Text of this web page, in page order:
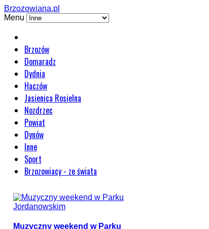
Brzozowiana.pl
Menu
Brzozów
Domaradz
Dydnia
Haczów
Jasienica Rosielna
Nozdrzec
Powiat
Dynów
Inne
Sport
Brzozowiacy - ze świata
Muzyczny weekend w Parku